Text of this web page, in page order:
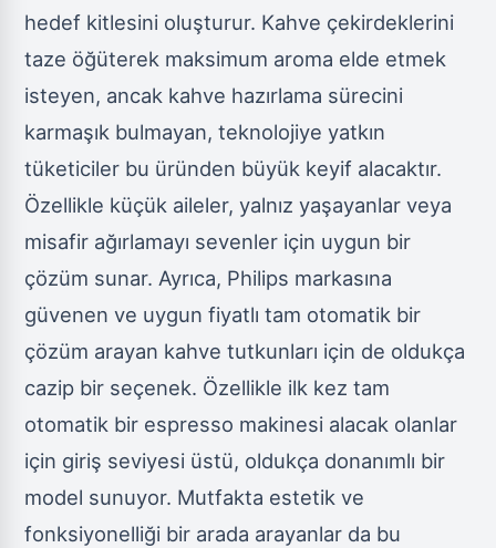
hedef kitlesini oluşturur. Kahve çekirdeklerini
taze öğüterek maksimum aroma elde etmek
isteyen, ancak kahve hazırlama sürecini
karmaşık bulmayan, teknolojiye yatkın
tüketiciler bu üründen büyük keyif alacaktır.
Özellikle küçük aileler, yalnız yaşayanlar veya
misafir ağırlamayı sevenler için uygun bir
çözüm sunar. Ayrıca, Philips markasına
güvenen ve uygun fiyatlı tam otomatik bir
çözüm arayan kahve tutkunları için de oldukça
cazip bir seçenek. Özellikle ilk kez tam
otomatik bir espresso makinesi alacak olanlar
için giriş seviyesi üstü, oldukça donanımlı bir
model sunuyor. Mutfakta estetik ve
fonksiyonelliği bir arada arayanlar da bu